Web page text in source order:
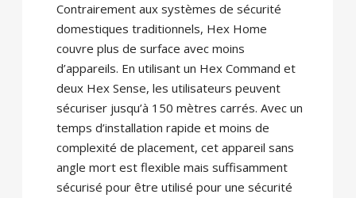
Contrairement aux systèmes de sécurité
domestiques traditionnels, Hex Home
couvre plus de surface avec moins
d’appareils. En utilisant un Hex Command et
deux Hex Sense, les utilisateurs peuvent
sécuriser jusqu’à 150 mètres carrés. Avec un
temps d’installation rapide et moins de
complexité de placement, cet appareil sans
angle mort est flexible mais suffisamment
sécurisé pour être utilisé pour une sécurité